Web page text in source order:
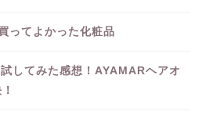
ってよかった化粧品
してみた感想！AYAMARヘアオ